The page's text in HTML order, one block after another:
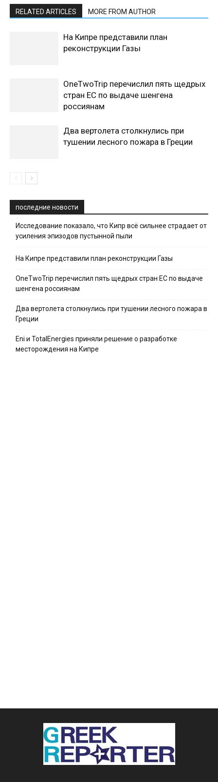
RELATED ARTICLES MORE FROM AUTHOR
На Кипре представили план
реконструкции Газы
OneTwoTrip перечислил пять щедрых
стран ЕС по выдаче шенгена
россиянам
Два вертолета столкнулись при
тушении лесного пожара в Греции
последние новости
Исследование показало, что Кипр всё сильнее страдает от
усиления эпизодов пустынной пыли
На Кипре представили план реконструкции Газы
OneTwoTrip перечислил пять щедрых стран ЕС по выдаче
шенгена россиянам
Два вертолета столкнулись при тушении лесного пожара в
Греции
Eni и TotalEnergies приняли решение о разработке
месторождения на Кипре